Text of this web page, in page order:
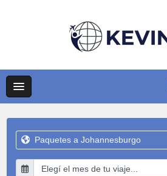
Paquetes a Johannesburgo